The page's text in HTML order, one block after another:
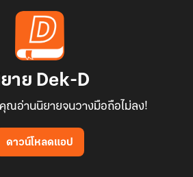
าย Dek-D
ณอ่านนิยายจนวางมือถือไม่ลง!
ดาวน์โหลดแอป